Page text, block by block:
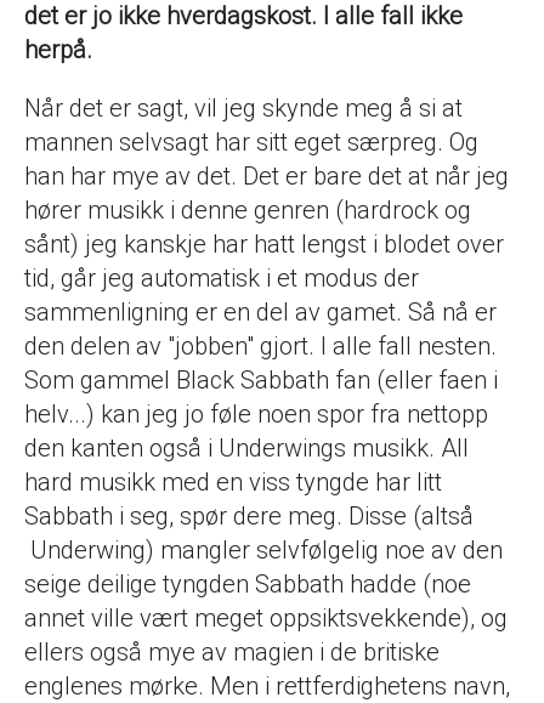
det er jo ikke hverdagskost. I alle fall ikke
herpå.
Når det er sagt, vil jeg skynde meg å si at
mannen selvsagt har sitt eget særpreg. Og
han har mye av det. Det er bare det at når jeg
hører musikk i denne genren (hardrock og
sånt) jeg kanskje har hatt lengst i blodet over
tid, går jeg automatisk i et modus der
sammenligning er en del av gamet. Så nå er
den delen av "jobben" gjort. I alle fall nesten.
Som gammel Black Sabbath fan (eller faen i
helv...) kan jeg jo føle noen spor fra nettopp
den kanten også i Underwings musikk. All
hard musikk med en viss tyngde har litt
Sabbath i seg, spør dere meg. Disse (altså
Underwing) mangler selvfølgelig noe av den
seige deilige tyngden Sabbath hadde (noe
annet ville vært meget oppsiktsvekkende), og
ellers også mye av magien i de britiske
englenes mørke. Men i rettferdighetens navn,